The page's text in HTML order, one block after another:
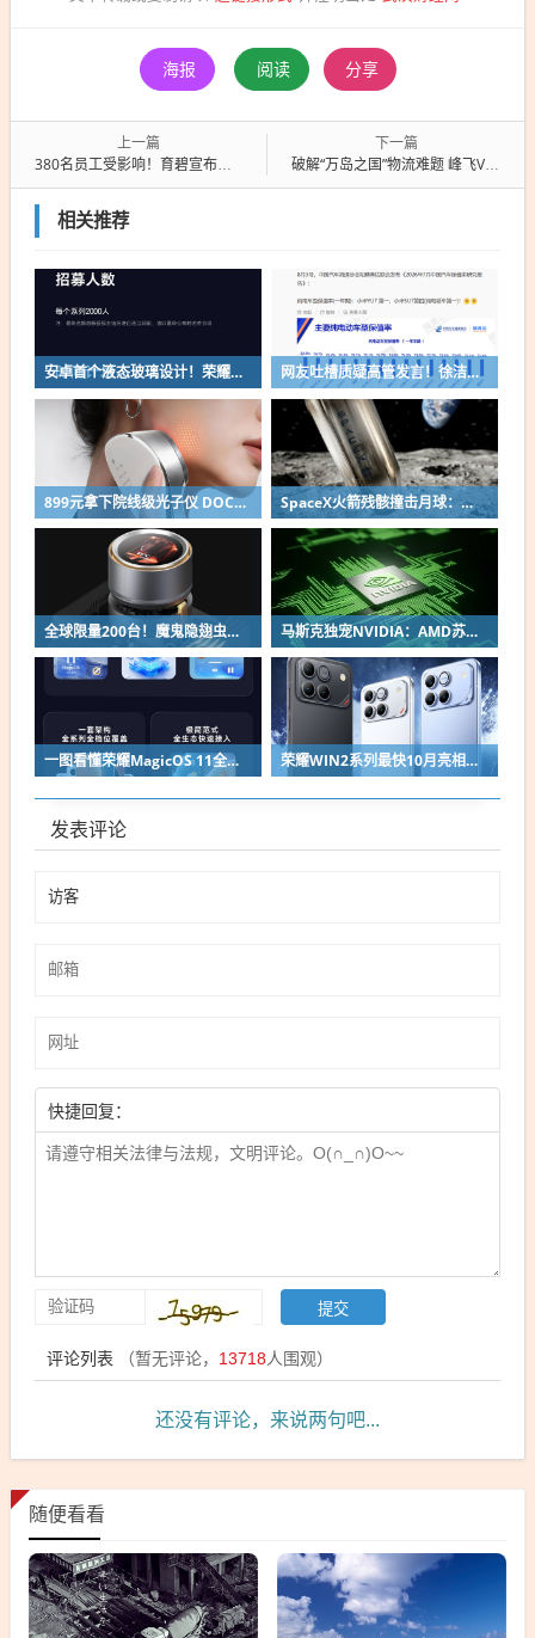
海报 阅读 分享
上一篇
380名员工受影响！育碧宣布内部重组并关闭两家工作室
下一篇
破解“万岛之国”物流难题 峰飞V2000CG获印尼适航认证
相关推荐
安卓首个液态玻璃设计！荣耀MagicOS 11内测招募开启：17款机型首批升级 网友吐槽质疑高管发言！徐洁云回应“孩go”言论争议：是小米用户宠物名
899元拿下院线级光子仪 DOCO童颜超光炮小米有品众筹上线 SpaceX火箭残骸撞击月球：留下直径约30米巨坑
全球限量200台！魔鬼隐翅虫欧米伽L36 Ultra液冷预售：可动冷头售2999元 马斯克独宠NVIDIA：AMD苏姿丰淡定回应
一图看懂荣耀MagicOS 11全新双架构：安卓底层重构 液态玻璃效果拉满 荣耀WIN2系列最快10月亮相：2nm芯片+万级电池组合同档唯一
发表评论
快捷回复：
评论列表 （暂无评论， 13718人围观）
还没有评论，来说两句吧...
随便看看